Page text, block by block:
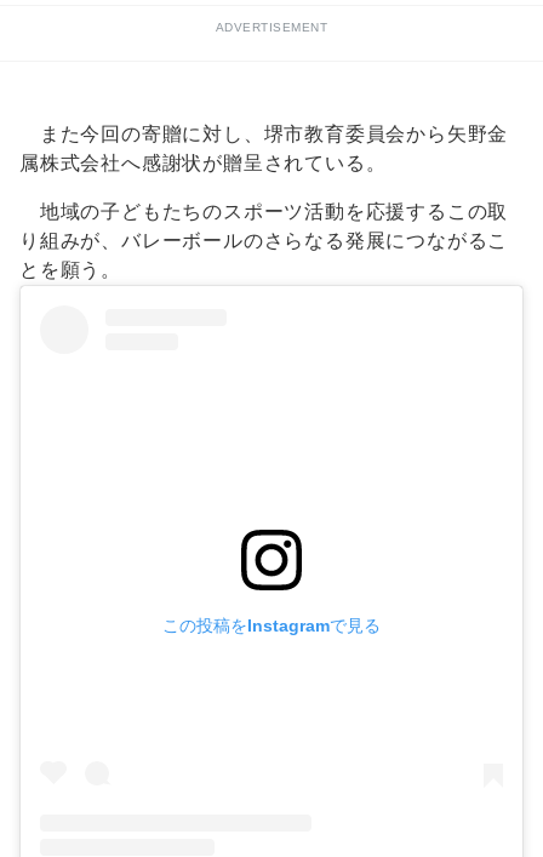
ADVERTISEMENT
また今回の寄贈に対し、堺市教育委員会から矢野金
属株式会社へ感謝状が贈呈されている。
地域の子どもたちのスポーツ活動を応援するこの取
り組みが、バレーボールのさらなる発展につながるこ
とを願う。
この投稿をInstagramで見る